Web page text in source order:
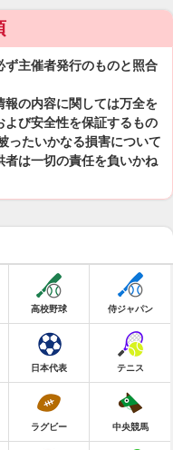
主催者発行のものと照合
の内容に関しては万全を
び安全性を保証するもの
ったいかなる損害について
者は一切の責任を負いかね
高校野球 侍ジャパン
日本代表 テニス
ラグビー 中央競馬